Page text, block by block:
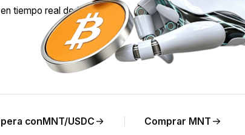
tiempo real de MNT a
conMNT/USDC Comprar MNT